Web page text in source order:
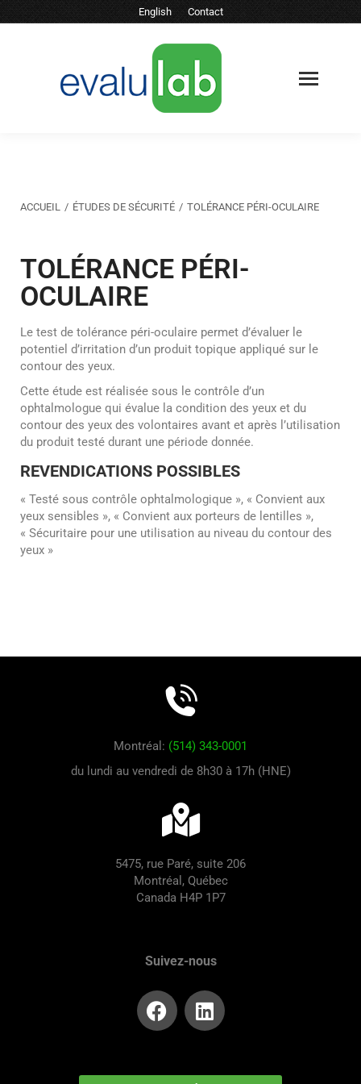
English Contact
Vous êtes ici :
ACCUEIL ÉTUDES DE SÉCURITÉ TOLÉRANCE PÉRI-OCULAIRE
TOLÉRANCE PÉRI-
OCULAIRE
Le test de tolérance péri-oculaire permet d’évaluer le
potentiel d’irritation d’un produit topique appliqué sur le
contour des yeux.
Cette étude est réalisée sous le contrôle d’un
ophtalmologue qui évalue la condition des yeux et du
contour des yeux des volontaires avant et après l’utilisation
du produit testé durant une période donnée.
REVENDICATIONS POSSIBLES
« Testé sous contrôle ophtalmologique », « Convient aux
yeux sensibles », « Convient aux porteurs de lentilles »,
« Sécuritaire pour une utilisation au niveau du contour des
yeux »
Montréal: (514) 343-0001
du lundi au vendredi de 8h30 à 17h (HNE)
5475, rue Paré, suite 206
Montréal, Québec
Canada H4P 1P7
Suivez-nous